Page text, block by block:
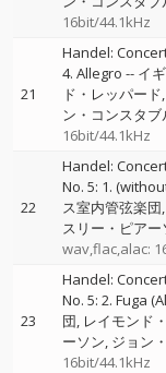
16bit/44.1kHz
21
Handel:
4. Allegro -- イ
ド・レッパード
ン・コンスタブ
16bit/44.1kHz
22
Handel:
No. 5: 1.
ス室内管弦楽団
スリー・ピアー
wav,flac,alac:
23
Handel:
No. 5: 2. Fuga
団 レイモンド
ーソン ジョン
16bit/44.1kHz